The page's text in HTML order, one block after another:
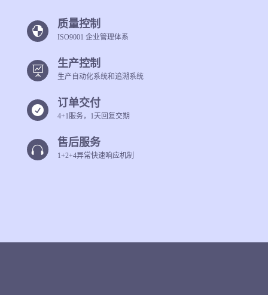

质量控制
ISO9001 企业管理体系

生产控制
生产自动化系统和追溯系统

订单交付
4+1服务，1天回复交期

售后服务
1+2+4异常快速响应机制